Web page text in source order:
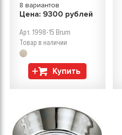
8 вариантов
Цена: 9300 рублей
Арт. 1998-15 Brum
Товар в наличии
Купить